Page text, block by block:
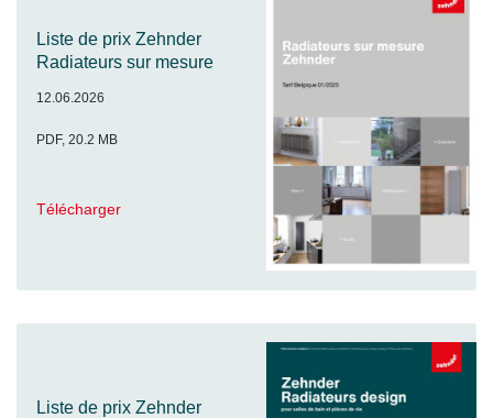
Liste de prix Zehnder
Radiateurs sur mesure
12.06.2026
PDF, 20.2 MB
Télécharger
Liste de prix Zehnder